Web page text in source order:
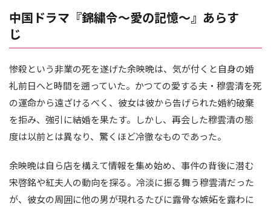
中国ドラマ『錦繍令～愛の記憶～』あらす
じ
惨殺という非業の死を遂げた余映晩は、気が付くと自身の婚
礼前日へと時間を遡っていた。かつての愛する夫・穆雲清を死
の運命から遠ざけるべく、彼女は彼から告げられた婚約破棄
を拒み、強引に結婚を果たす。しかし、再会した穆雲清の態
度は以前とは異なり、驚くほど冷徹なものであった。
余映晩は自ら店を構えて情報を集め始め、事件の背後に潜む
宋啓銘や紅夫人の動向を探る。冷淡に振る舞う穆雲清だった
が、彼女の周囲に他の男が現れるたびに露骨な嫉妬を露わに